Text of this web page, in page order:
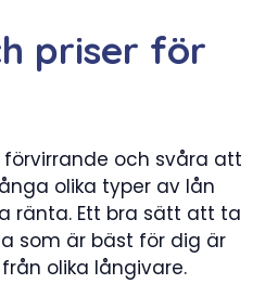
priser för
och svåra att
olika typer av lån
ränta. Ett bra sätt att ta
som är bäst för dig är
olika långivare.